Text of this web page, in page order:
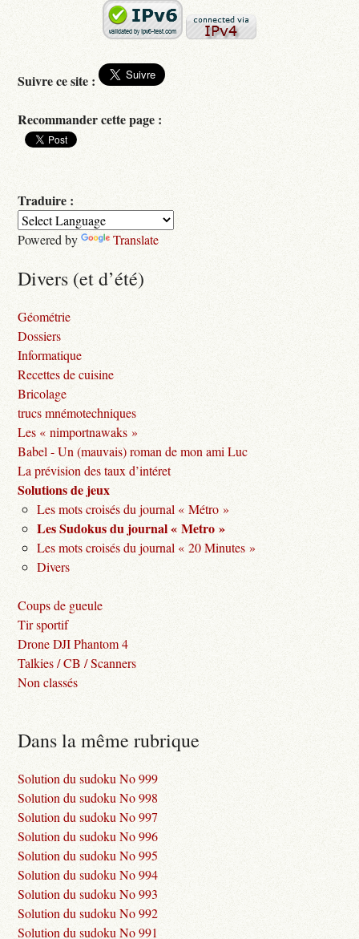
Suivre ce site :
Recommander cette page :
Traduire :
Powered by Translate
Divers (et d’été)
Géométrie
Dossiers
Informatique
Recettes de cuisine
Bricolage
trucs mnémotechniques
Les « nimportnawaks »
Babel - Un (mauvais) roman de mon ami Luc
La prévision des taux d’intéret
Solutions de jeux
Les mots croisés du journal « Métro »
Les Sudokus du journal « Metro »
Les mots croisés du journal « 20 Minutes »
Divers
Coups de gueule
Tir sportif
Drone DJI Phantom 4
Talkies / CB / Scanners
Non classés
Dans la même rubrique
Solution du sudoku No 999
Solution du sudoku No 998
Solution du sudoku No 997
Solution du sudoku No 996
Solution du sudoku No 995
Solution du sudoku No 994
Solution du sudoku No 993
Solution du sudoku No 992
Solution du sudoku No 991